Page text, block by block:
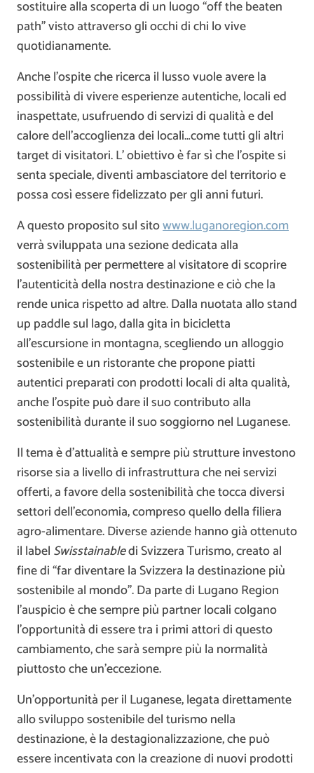
sostituire alla scoperta di un luogo “off the beaten
path” visto attraverso gli occhi di chi lo vive
quotidianamente.
Anche l’ospite che ricerca il lusso vuole avere la
possibilità di vivere esperienze autentiche, locali ed
inaspettate, usufruendo di servizi di qualità e del
calore dell’accoglienza dei locali…come tutti gli altri
target di visitatori. L’ obiettivo è far sì che l’ospite si
senta speciale, diventi ambasciatore del territorio e
possa così essere fidelizzato per gli anni futuri.
A questo proposito sul sitowww.luganoregion.com
verrà sviluppata una sezione dedicata alla
sostenibilità per permettere al visitatore di scoprire
l’autenticità della nostra destinazione e ciò che la
rende unica rispetto ad altre. Dalla nuotata allo stand
up paddle sul lago, dalla gita in bicicletta
all’escursione in montagna, scegliendo un alloggio
sostenibile e un ristorante che propone piatti
autentici preparati con prodotti locali di alta qualità,
anche l’ospite può dare il suo contributo alla
sostenibilità durante il suo soggiorno nel Luganese.
Il tema è d’attualità e sempre più strutture investono
risorse sia a livello di infrastruttura che nei servizi
offerti, a favore della sostenibilità che tocca diversi
settori dell’economia, compreso quello della filiera
agro-alimentare. Diverse aziende hanno già ottenuto
il label Swisstainabledi Svizzera Turismo, creato al
fine di “far diventare la Svizzera la destinazione più
sostenibile al mondo”. Da parte di Lugano Region
l’auspicio è che sempre più partner locali colgano
l’opportunità di essere tra i primi attori di questo
cambiamento, che sarà sempre più la normalità
piuttosto che un’eccezione.
Un’opportunità per il Luganese, legata direttamente
allo sviluppo sostenibile del turismo nella
destinazione, è la destagionalizzazione, che può
essere incentivata con la creazione di nuovi prodotti